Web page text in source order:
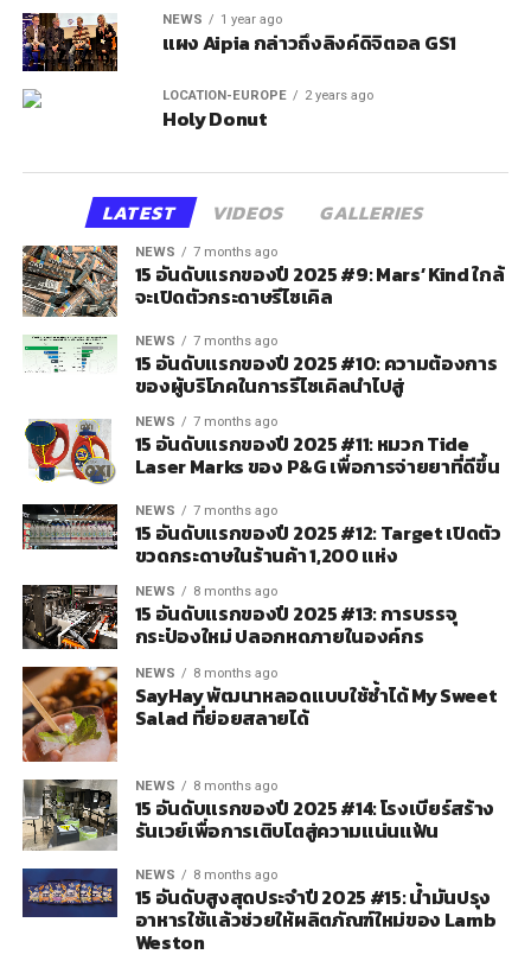
NEWS 1 year ago
แผง Aipia กล่าวถึงลิงค์ดิจิตอล GS1
LOCATION-EUROPE 2 years ago
Holy Donut
LATEST VIDEOS GALLERIES
NEWS 7 months ago
15 อันดับแรกของปี 2025 #9: Mars’ Kind ใกล้
จะเปิดตัวกระดาษรีไซเคิล
NEWS 7 months ago
15 อันดับแรกของปี 2025 #10: ความต้องการ
ของผู้บริโภคในการรีไซเคิลนำไปสู่
NEWS 7 months ago
15 อันดับแรกของปี 2025 #11: หมวก Tide
Laser Marks ของ P&G เพื่อการจ่ายยาที่ดีขึ้น
NEWS 7 months ago
15 อันดับแรกของปี 2025 #12: Target เปิดตัว
ขวดกระดาษในร้านค้า 1,200 แห่ง
NEWS 8 months ago
15 อันดับแรกของปี 2025 #13: การบรรจุ
กระป๋องใหม่ ปลอกหดภายในองค์กร
NEWS 8 months ago
SayHay พัฒนาหลอดแบบใช้ซ้ำได้ My Sweet
Salad ที่ย่อยสลายได้
NEWS 8 months ago
15 อันดับแรกของปี 2025 #14: โรงเบียร์สร้าง
รันเวย์เพื่อการเติบโตสู่ความแน่นแฟ้น
NEWS 8 months ago
15 อันดับสูงสุดประจำปี 2025 #15: น้ำมันปรุง
อาหารใช้แล้วช่วยให้ผลิตภัณฑ์ใหม่ของ Lamb
Weston